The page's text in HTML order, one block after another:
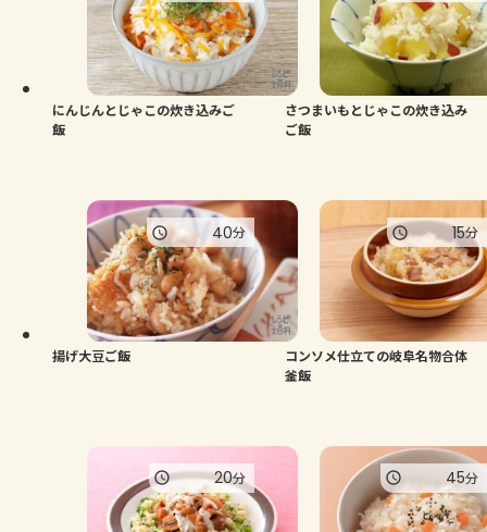
にんじんとじゃこの炊き込みご
飯
さつまいもとじゃこの炊き込み
ご飯
揚げ大豆ご飯
40分
コンソメ仕立ての岐阜名物合体
釜飯
15分
20分 45分